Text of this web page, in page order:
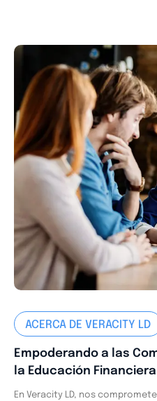
ACERCA DE VERACITY LD
Empoderando a las
la Educación Financiera
En Veracity LD, nos